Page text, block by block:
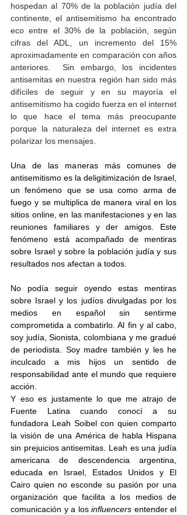
hospedan al 70% de la población judía del
continente, el antisemitismo ha encontrado
eco entre el 30% de la población, según
cifras del ADL, un incremento del 15%
aproximadamente en comparación con años
anteriores.  Sin embargo, los incidentes
antisemitas en nuestra región han sido más
difíciles de seguir y en su mayoría el
antisemitismo ha cogido fuerza en el internet
lo que hace el tema más preocupante
porque la naturaleza del internet es extra
polarizar los mensajes.
Una de las maneras más comunes de
antisemitismo es la deligitimización de Israel,
un fenómeno que se usa como arma de
fuego y se multiplica de manera viral en los
sitios online, en las manifestaciones y en las
reuniones familiares y der amigos. Este
fenómeno está acompañado de mentiras
sobre Israel y sobre la población judía y sus
resultados nos afectan a todos.
No podía seguir oyendo estas mentiras
sobre Israel y los judíos divulgadas por los
medios en español sin sentirme
comprometida a combatirlo. Al fin y al cabo,
soy judía, Sionista, colombiana y me gradué
de periodista. Soy madre también y les he
inculcado a mis hijos un sentido de
responsabilidad ante el mundo que requiere
acción.
Y eso es justamente lo que me atrajo de
Fuente Latina cuando conocí a su
fundadora Leah Soibel con quien comparto
la visión de una América de habla Hispana
sin prejuicios antisemitas. Leah es una judía
americana de descendencia argentina,
educada en Israel, Estados Unidos y El
Cairo quien no esconde su pasión por una
organización que facilita a los medios de
comunicación y a los influencers entender el